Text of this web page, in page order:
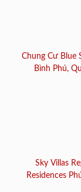
Chung Cư Blue
Bình Phú,
Sky Villas
Residences